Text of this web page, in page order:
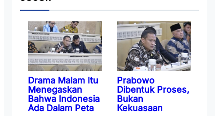
Drama Malam Itu
Menegaskan
Bahwa Indonesia
Ada Dalam Peta
Prabowo
Dibentuk Proses,
Bukan
Kekuasaan